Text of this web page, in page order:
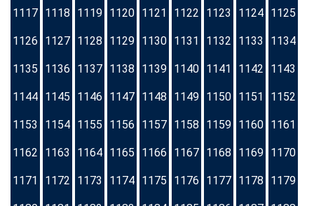
1117 1118 1119 1120 1121 1122 1123 1124 1125
1126 1127 1128 1129 1130 1131 1132 1133 1134
1135 1136 1137 1138 1139 1140 1141 1142 1143
1144 1145 1146 1147 1148 1149 1150 1151 1152
1153 1154 1155 1156 1157 1158 1159 1160 1161
1162 1163 1164 1165 1166 1167 1168 1169 1170
1171 1172 1173 1174 1175 1176 1177 1178 1179